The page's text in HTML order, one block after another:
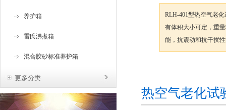
养护箱
雷氏沸煮箱
混合胶砂标准养护箱
更多分类
RLH-401型热空气老
有体积大小可定，重
能，抗震动和抗干扰
热空气老化试